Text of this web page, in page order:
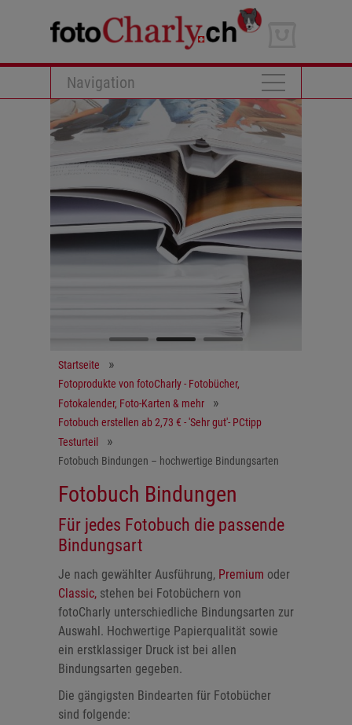
Navigation
Startseite
Fotoprodukte von fotoCharly - Fotobücher,
Fotokalender, Foto-Karten & mehr
Fotobuch erstellen ab 2,73 € - 'Sehr gut'- PCtipp
Testurteil
Fotobuch Bindungen – hochwertige Bindungsarten
Fotobuch Bindungen
Für jedes Fotobuch die passende
Bindungsart
Je nach gewählter Ausführung, Premium oder
Classic, stehen bei Fotobüchern von
fotoCharly unterschiedliche Bindungsarten zur
Auswahl. Hochwertige Papierqualität sowie
ein erstklassiger Druck ist bei allen
Bindungsarten gegeben.
Die gängigsten Bindearten für Fotobücher
sind folgende: